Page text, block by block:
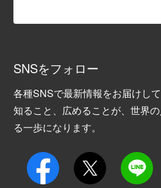
SNSをフォロー
各種SNSで最新情報をお届けして
知ること、広めることが、世界
る一歩になります。